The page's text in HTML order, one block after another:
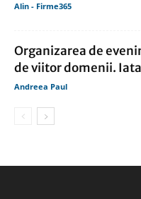
Alin - Firme365
Organizarea de
de viitor domenii. Iata
Andreea Paul